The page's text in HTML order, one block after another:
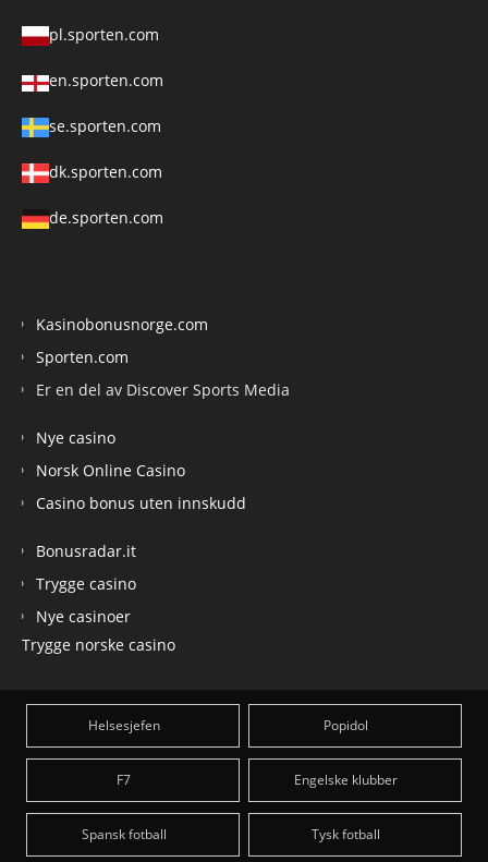
pl.sporten.com
en.sporten.com
se.sporten.com
dk.sporten.com
de.sporten.com
Kasinobonusnorge.com
Sporten.com
Er en del av Discover Sports Media
Nye casino
Norsk Online Casino
Casino bonus uten innskudd
Bonusradar.it
Trygge casino
Nye casinoer
Trygge norske casino
Helsesjefen Popidol
F7 Engelske klubber
Spansk fotball Tysk fotball